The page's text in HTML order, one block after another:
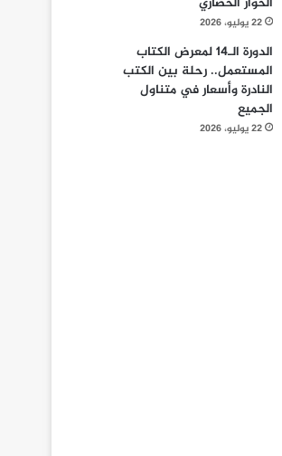
22 يوليو، 2026
الدورة الـ14 لمعرض الكتاب
المستعمل.. رحلة بين الكتب
النادرة وأسعار في متناول
الجميع
22 يوليو، 2026